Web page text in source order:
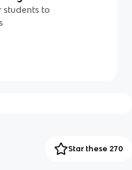
students to
Star these 270